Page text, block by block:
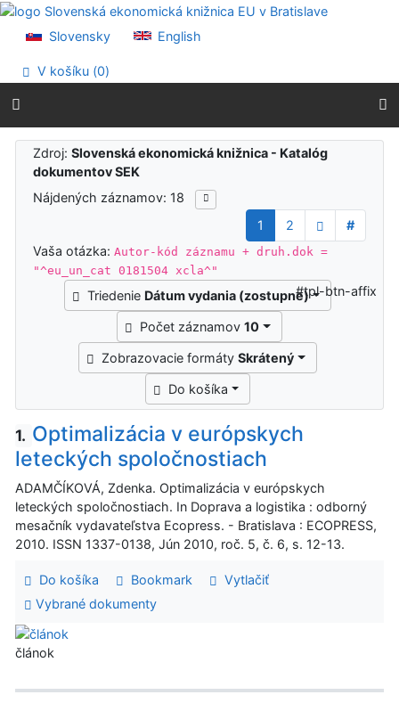
Prejsť na obsah
Prehlásenie o webovej prístupnosti
Slovensky English
V košíku (0)
Výsledky vyhľadávania
Zdroj:Slovenská ekonomická knižnica - Katalóg
dokumentov SEK
Nájdených záznamov: 18
1
2
#
Vaša otázka:Autor-kód záznamu + druh.dok =
"^eu_un_cat 0181504 xcla^"
Triedenie Dátum vydania (zostupne)
Počet záznamov10
Zobrazovacie formátySkrátený
Do košíka
#tpl-btn-affix
1. Optimalizácia v európskych
leteckých spoločnostiach
ADAMČÍKOVÁ, Zdenka. Optimalizácia v európskych
leteckých spoločnostiach. In Doprava a logistika : odborný
mesačník vydavateľstva Ecopress. - Bratislava : ECOPRESS,
2010. ISSN 1337-0138, Jún 2010, roč. 5, č. 6, s. 12-13.
Do košíka Bookmark
Vytlačiť
Vybrané dokumenty
článok